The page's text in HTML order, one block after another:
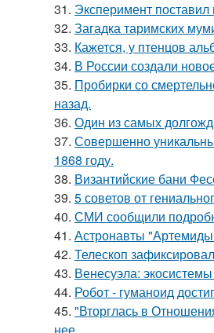
31. Эксперимент
32. Загадка таримских
33. Кажется, у птенцов
34. В России создали
35. Пробирки со
назад.
36. Один из самых
37. Совершенно
1868 году.
38. Византийские бани
39. 5 советов от
40. СМИ сообщили
41. Астронавты
42. Телескоп
43. Венесуэла:
44. Робот - гуманоид
45. "Вторглась в